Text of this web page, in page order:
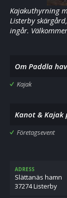
Kajakuthyrning
Listerby
ingår.
Om Paddla
Kajak
Kanot &
Företagsevent
ADRESS
Slättanäs hamn
37274 Listerby